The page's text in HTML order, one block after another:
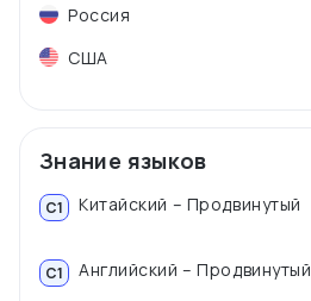
Россия
США
Знание языков
C1 Китайский – Продвинутый
C1 Английский – Продвинутый